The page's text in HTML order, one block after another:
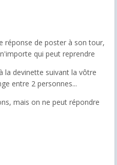
réponse de poster à son tour,
qui peut reprendre
la devinette suivant la vôtre
entre 2 personnes...
mais on ne peut répondre